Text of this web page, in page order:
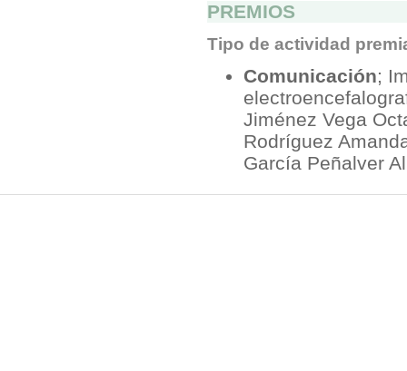
PREMIOS
Tipo de actividad
Comunicación;
Jiménez Vega
Rodríguez
García Peñalver